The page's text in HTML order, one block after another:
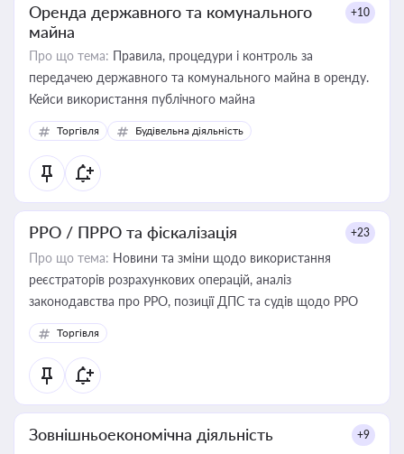
Оренда державного та комунального
майна
+10
Про що тема: Правила, процедури і контроль за
передачею державного та комунального майна в оренду.
Кейси використання публічного майна
Торгівля Будівельна діяльність
РРО / ПРРО та фіскалізація +23
Про що тема: Новини та зміни щодо використання
реєстраторів розрахункових операцій, аналіз
законодавства про РРО, позиції ДПС та судів щодо РРО
Торгівля
Зовнішньоекономічна діяльність +9